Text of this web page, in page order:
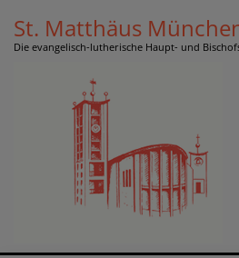
zum
Inhalt
St. Matthäus
Die evangelisch-lutherische Haupt- und